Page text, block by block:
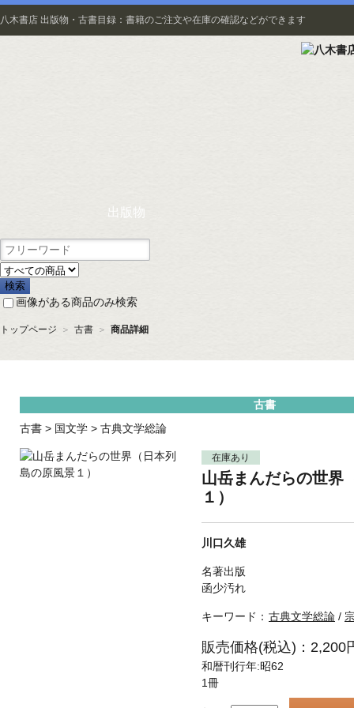
八木書店 出版物・古書目録：書籍のご注文や在庫の確認などができます
出版物
画像がある商品のみ検索
トップページ ＞ 古書 ＞ 商品詳細
古書
古書 > 国文学 > 古典文学総論
在庫あり
山岳まんだらの世界
１）
川口久雄
名著出版
函少汚れ
キーワード： 古典文学総論 /
販売価格(税込)：2,200
和暦刊行年:昭62
1冊